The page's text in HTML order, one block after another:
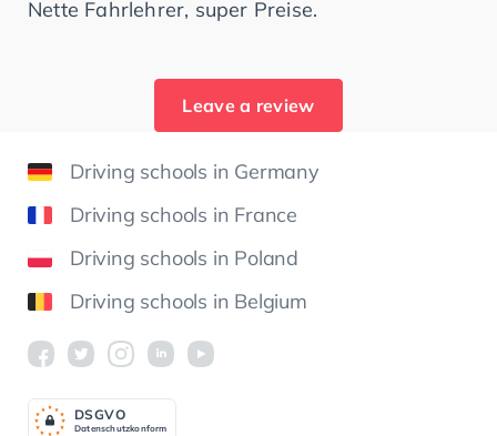
Nette Fahrlehrer, super Preise.
Leave a review
Driving schools in Germany
Driving schools in France
Driving schools in Poland
Driving schools in Belgium
Datenschutzkonform
DSGVO